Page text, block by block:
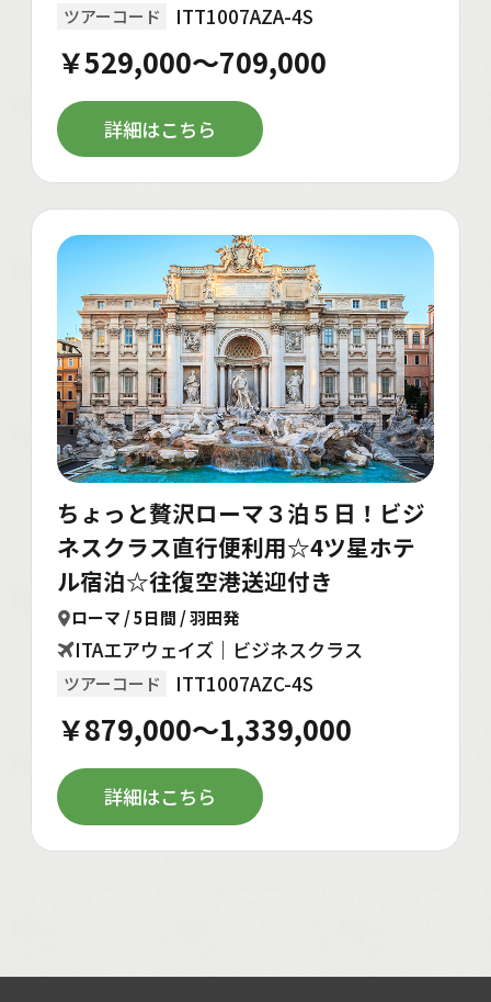
ツアーコード ITT1007AZA-4S
￥529,000～709,000
詳細はこちら
ちょっと贅沢ローマ３泊５日！ビジ
ネスクラス直行便利用☆4ツ星ホテ
ル宿泊☆往復空港送迎付き
ローマ / 5日間 / 羽田発
ITAエアウェイズ｜ビジネスクラス
ツアーコード ITT1007AZC-4S
￥879,000～1,339,000
詳細はこちら